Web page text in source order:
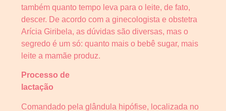
também quanto tempo leva para o leite, de fato,
descer. De acordo com a ginecologista e obstetra
Arícia Giribela, as dúvidas são diversas, mas o
segredo é um só: quanto mais o bebê sugar, mais
leite a mamãe produz.
Processo de
lactação
Comandado pela glândula hipófise, localizada no